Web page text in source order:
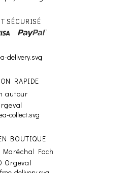
SÉCURISÉ
RAPIDE
autour
BOUTIQUE
Foch
Orgeval